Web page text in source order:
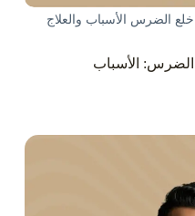
الضرس الأسباب والعلاج
الضرس: الأسباب